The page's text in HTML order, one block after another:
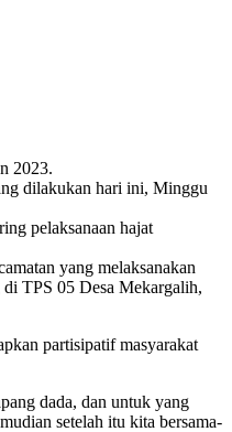
2023.
dilakukan hari ini, Minggu
pelaksanaan hajat
yang melaksanakan
di TPS 05 Desa Mekargalih,
partisipatif masyarakat
dada, dan untuk yang
setelah itu kita bersama-